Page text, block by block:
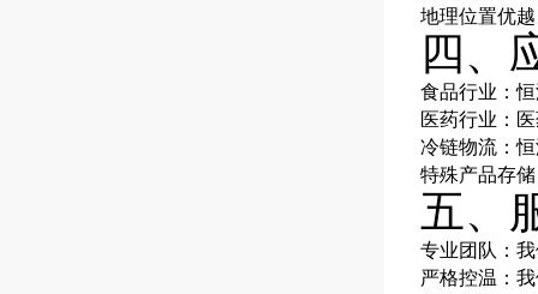
地理位置优
四、
食品行业：
医药行业：
冷链物流：
特殊产品存
五、
专业团队：
严格控温：